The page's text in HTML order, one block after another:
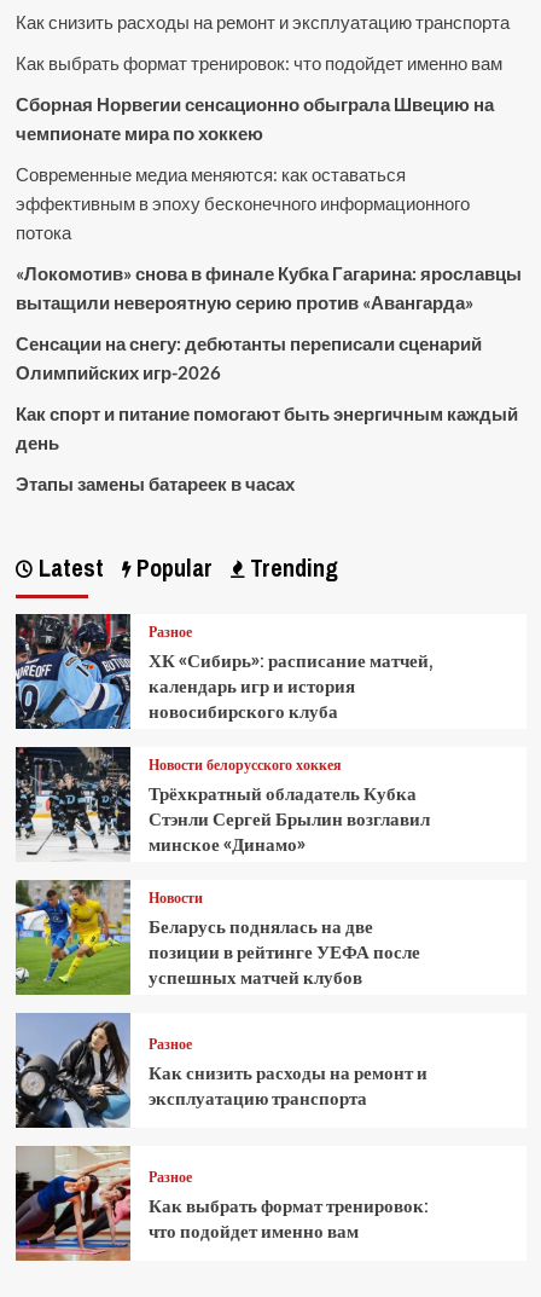
Как снизить расходы на ремонт и эксплуатацию транспорта
Как выбрать формат тренировок: что подойдет именно вам
Сборная Норвегии сенсационно обыграла Швецию на
чемпионате мира по хоккею
Современные медиа меняются: как оставаться
эффективным в эпоху бесконечного информационного
потока
«Локомотив» снова в финале Кубка Гагарина: ярославцы
вытащили невероятную серию против «Авангарда»
Сенсации на снегу: дебютанты переписали сценарий
Олимпийских игр-2026
Как спорт и питание помогают быть энергичным каждый
день
Этапы замены батареек в часах
Latest Popular Trending
Разное
ХК «Сибирь»: расписание матчей,
календарь игр и история
новосибирского клуба
Новости белорусского хоккея
Трёхкратный обладатель Кубка
Стэнли Сергей Брылин возглавил
минское «Динамо»
Новости
Беларусь поднялась на две
позиции в рейтинге УЕФА после
успешных матчей клубов
Разное
Как снизить расходы на ремонт и
эксплуатацию транспорта
Разное
Как выбрать формат тренировок:
что подойдет именно вам